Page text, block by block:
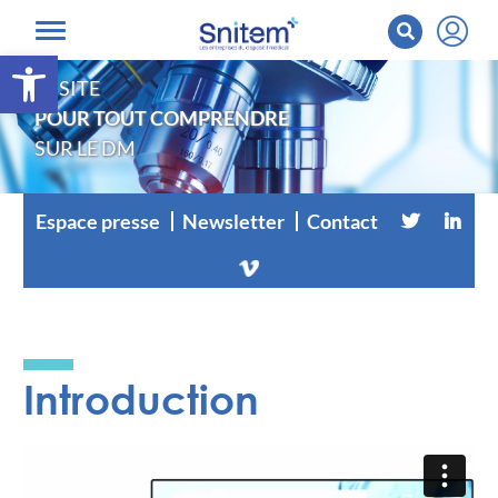
Ouvrir la barre d’outils
LE SITE
POUR TOUT COMPRENDRE
SUR LE DM
Espace presse Newsletter Contact
Introduction